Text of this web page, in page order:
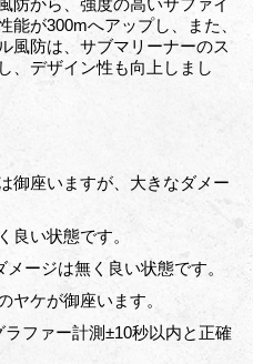
能が300mへアップし、また、
風防は、サブマリーナーのス
、デザイン性も向上しまし
御座いますが、大きなダメー
良い状態です。
ージは無く良い状態です。
ヤケが御座います。
ファー計測±10秒以内と正確